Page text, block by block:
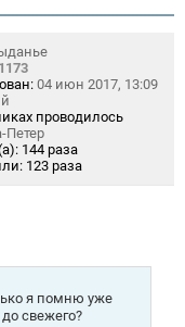
1173
04 июн 2017, 13:09
проводилось
Петер
144 раза
123 раза
я помню уже
свежего?